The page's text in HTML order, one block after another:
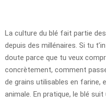
La culture du blé fait partie
depuis des millénaires. Si tu
doute parce que tu veux
concrètement, comment
de grains utilisables en farine,
animale. En pratique, le blé